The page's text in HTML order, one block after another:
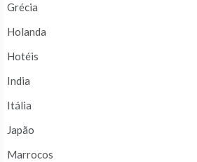
Grécia
Holanda
Hotéis
India
Itália
Japão
Marrocos